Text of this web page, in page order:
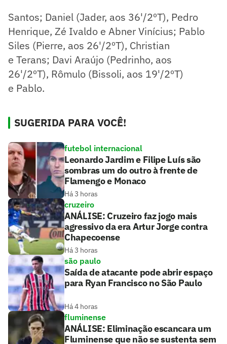
Santos; Daniel (Jader, aos 36'/2ºT), Pedro
Henrique, Zé Ivaldo e Abner Vinícius; Pablo
Siles (Pierre, aos 26'/2ºT), Christian
e Terans; Davi Araújo (Pedrinho, aos
26'/2ºT), Rômulo (Bissoli, aos 19'/2ºT)
e Pablo.
SUGERIDA PARA VOCÊ!
futebol internacional
Leonardo Jardim e Filipe Luís são
sombras um do outro à frente de
Flamengo e Monaco
Há 3 horas
cruzeiro
ANÁLISE: Cruzeiro faz jogo mais
agressivo da era Artur Jorge contra
Chapecoense
Há 3 horas
são paulo
Saída de atacante pode abrir espaço
para Ryan Francisco no São Paulo
Há 4 horas
fluminense
ANÁLISE: Eliminação escancara um
Fluminense que não se sustenta sem